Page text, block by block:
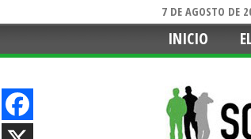
7 DE AGOSTO DE
INICIO